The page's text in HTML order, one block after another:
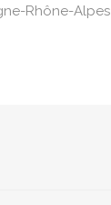
Rhône-Alpes